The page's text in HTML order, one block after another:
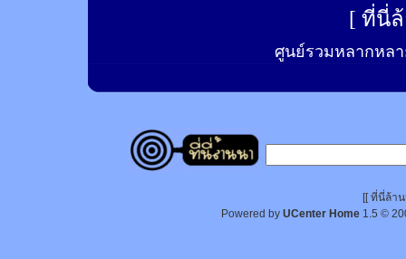
[ ที่นี่
ศูนย์รวมหลากหลา
[[ ที่นี่ล้า
Powered by UCenter Home 1.5 ©